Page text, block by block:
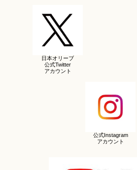
日本オリーブ
公式Twitter
アカウント
公式Instagram
アカウント